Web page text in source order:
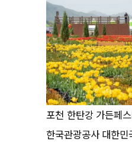
포천 한탄강 가든페
한국관광공사 대한민